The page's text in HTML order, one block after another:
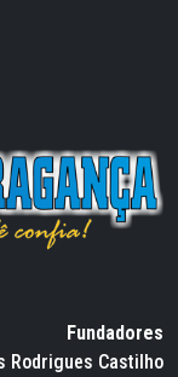
Fundadores
Rodrigues Castilho